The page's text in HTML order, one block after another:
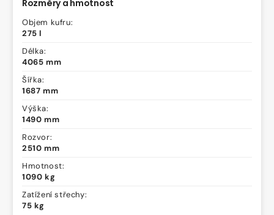
Rozměry a hmotnost
Objem kufru:
275 l
Délka:
4065 mm
Šířka:
1687 mm
Výška:
1490 mm
Rozvor:
2510 mm
Hmotnost:
1090 kg
Zatížení střechy:
75 kg